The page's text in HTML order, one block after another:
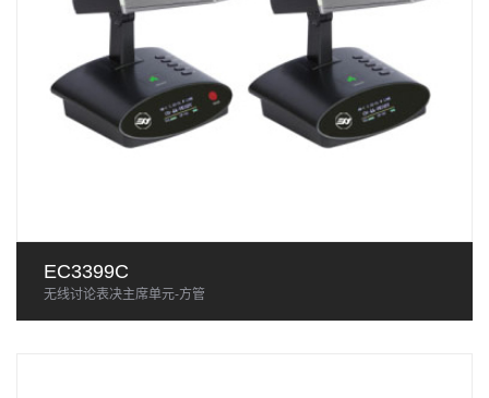
EC3399C
无线讨论表决主席单元-方管